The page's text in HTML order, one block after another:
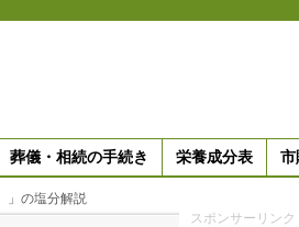
葬儀・相続の手続き 栄養成分表 市
」の塩分解説
スポンサーリンク